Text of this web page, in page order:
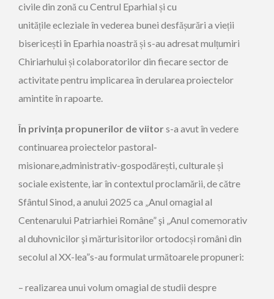
civile din zonă cu Centrul Eparhial și cu
unitățile ecleziale în vederea bunei desfășurări a vieții
bisericești în Eparhia noastră și s-au adresat mulțumiri
Chiriarhului și colaboratorilor din fiecare sector de
activitate pentru implicarea în derularea proiectelor
amintite în rapoarte.
În privința propunerilor de viitor s-a avut în vedere
continuarea proiectelor pastoral-
misionare,administrativ-gospodărești, culturale și
sociale existente, iar în contextul proclamării, de către
Sfântul Sinod, a anului 2025 ca „Anul omagial al
Centenarului Patriarhiei Române” şi „Anul comemorativ
al duhovnicilor şi mărturisitorilor ortodocși români din
secolul al XX-lea”s-au formulat următoarele propuneri:
– realizarea unui volum omagial de studii despre